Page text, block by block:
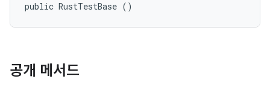
public RustTestBase ()
공개 메서드